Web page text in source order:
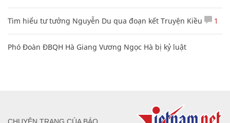
Tìm hiểu tư tưởng Nguyễn Du qua đoạn kết Truyện Kiều 1
Phó Đoàn ĐBQH Hà Giang Vương Ngọc Hà bị kỷ luật
CHUYÊN TRANG CỦA BÁO